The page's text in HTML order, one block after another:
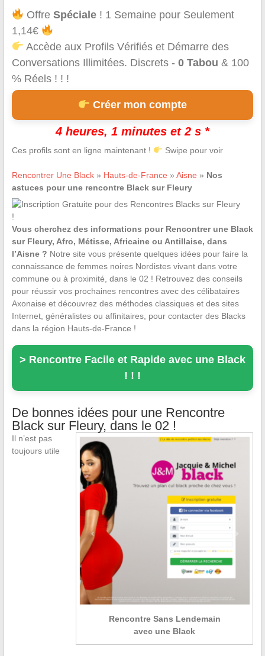
OffreSpéciale ! 1 Semaine pour Seulement
1,14€
Accède aux Profils Vérifiés et Démarre des
Conversations Illimitées. Discrets - 0 Tabou & 100
% Réels ! ! !
Créer mon compte
4 heures, 1 minutes et 2 s *
Ces profils sont en ligne maintenant ! Swipe pour voir
Rencontrer Une Black» Hauts-de-France » Aisne » Nos
astuces pour une rencontre Black sur Fleury
Vous cherchez des informations pour Rencontrer une Black
sur Fleury, Afro, Métisse, Africaine ou Antillaise, dans
l’Aisne ? Notre site vous présente quelques idées pour faire la
connaissance de femmes noires Nordistes vivant dans votre
commune ou à proximité, dans le 02 ! Retrouvez des conseils
pour réussir vos prochaines rencontres avec des célibataires
Axonaise et découvrez des méthodes classiques et des sites
Internet, généralistes ou affinitaires, pour contacter des Blacks
dans la région Hauts-de-France !
> Rencontre Facile et Rapide avec une Black
! ! !
De bonnes idées pour une Rencontre
Black sur Fleury, dans le 02 !
Rencontre Sans Lendemain
avec une Black
Il n’est pas
toujours utile